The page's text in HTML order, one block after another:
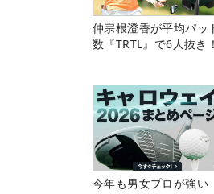
仲宗根澄香が平均パッ
数『TRTL』で6人抜き！
今年も男女プロが強い